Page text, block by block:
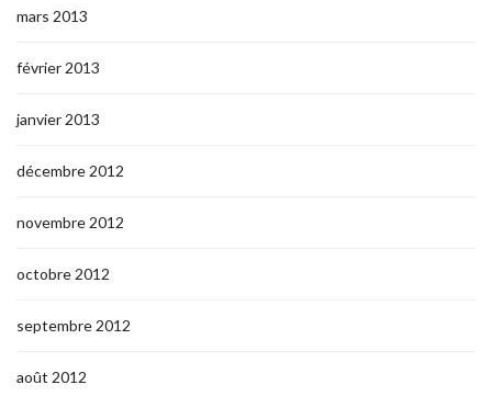
mars 2013
février 2013
janvier 2013
décembre 2012
novembre 2012
octobre 2012
septembre 2012
août 2012